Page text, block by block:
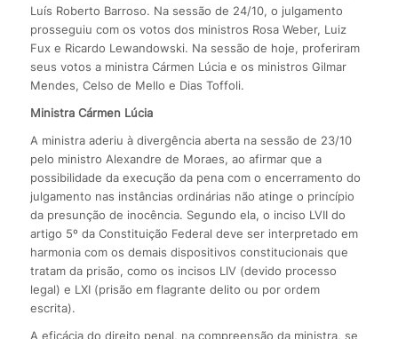
Luís Roberto Barroso. Na sessão de 24/10, o julgamento
prosseguiu com os votos dos ministros Rosa Weber, Luiz
Fux e Ricardo Lewandowski. Na sessão de hoje, proferiram
seus votos a ministra Cármen Lúcia e os ministros Gilmar
Mendes, Celso de Mello e Dias Toffoli.
Ministra Cármen Lúcia
A ministra aderiu à divergência aberta na sessão de 23/10
pelo ministro Alexandre de Moraes, ao afirmar que a
possibilidade da execução da pena com o encerramento do
julgamento nas instâncias ordinárias não atinge o princípio
da presunção de inocência. Segundo ela, o inciso LVII do
artigo 5º da Constituição Federal deve ser interpretado em
harmonia com os demais dispositivos constitucionais que
tratam da prisão, como os incisos LIV (devido processo
legal) e LXI (prisão em flagrante delito ou por ordem
escrita).
A eficácia do direito penal, na compreensão da ministra, se